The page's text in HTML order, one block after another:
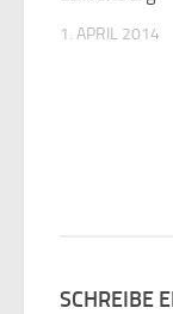
1. APRIL 2014
SCHREIBE